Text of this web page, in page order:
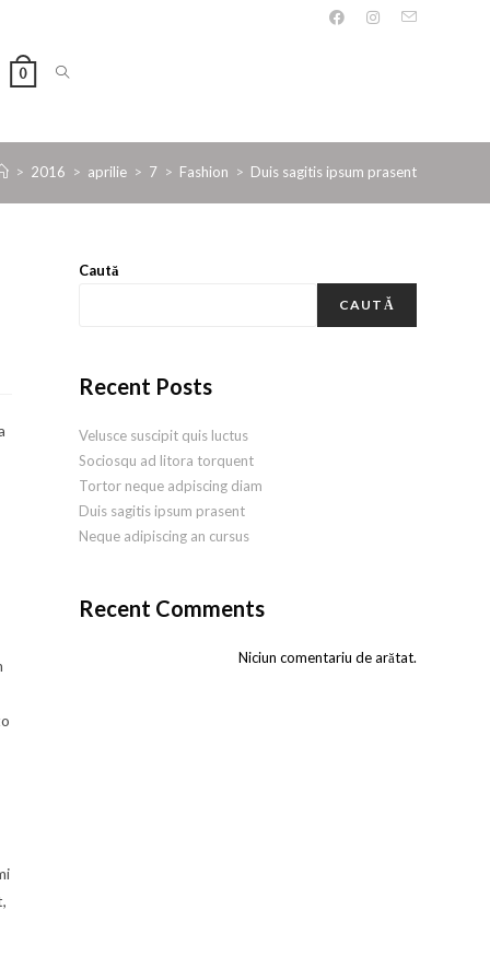
0
> 2016 > aprilie > 7 > Fashion > Duis sagitis ipsum prasent
Caută
CAUTĂ
Recent Posts
Velusce suscipit quis luctus
Sociosqu ad litora torquent
Tortor neque adpiscing diam
Duis sagitis ipsum prasent
Neque adipiscing an cursus
Recent Comments
Niciun comentariu de arătat.